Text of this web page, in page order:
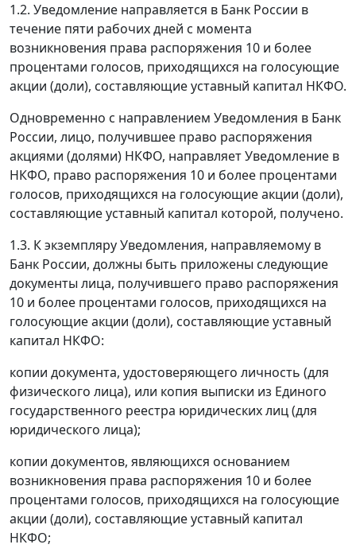
1.2. Уведомление направляется в Банк России в
течение пяти рабочих дней с момента
возникновения права распоряжения 10 и более
процентами голосов, приходящихся на голосующие
акции (доли), составляющие уставный капитал НКФО.
Одновременно с направлением Уведомления в Банк
России, лицо, получившее право распоряжения
акциями (долями) НКФО, направляет Уведомление в
НКФО, право распоряжения 10 и более процентами
голосов, приходящихся на голосующие акции (доли),
составляющие уставный капитал которой, получено.
1.3. К экземпляру Уведомления, направляемому в
Банк России, должны быть приложены следующие
документы лица, получившего право распоряжения
10 и более процентами голосов, приходящихся на
голосующие акции (доли), составляющие уставный
капитал НКФО:
копии документа, удостоверяющего личность (для
физического лица), или копия выписки из Единого
государственного реестра юридических лиц (для
юридического лица);
копии документов, являющихся основанием
возникновения права распоряжения 10 и более
процентами голосов, приходящихся на голосующие
акции (доли), составляющие уставный капитал
НКФО;